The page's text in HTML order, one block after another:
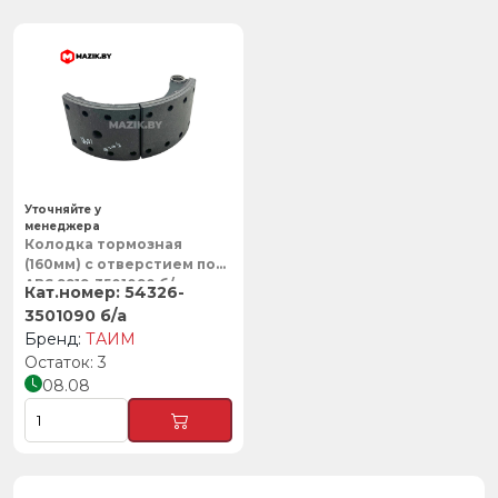
Колодка тормозная
(160мм) с отверстием под
ABS 9919-3501090 б/а,
54326-
3501090 б/а
ТАИМ
3
08.08
Уточняйте у
менеджера